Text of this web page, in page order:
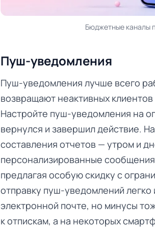
Бюджетные каналы
Пуш-уведомления
Пуш-уведомления лучше всего
возвращают неактивных
Настройте пуш-уведомления на
вернулся и завершил действие.
составления отчетов — утром и
персонализированные
предлагая особую скидку с
отправку пуш-уведомлений
электронной почте, но минусы
к отпискам, а на некоторых